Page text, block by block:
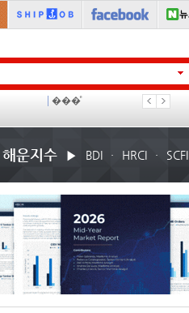
���ͤ 미중
해운지수 BDI HRCI SCFI